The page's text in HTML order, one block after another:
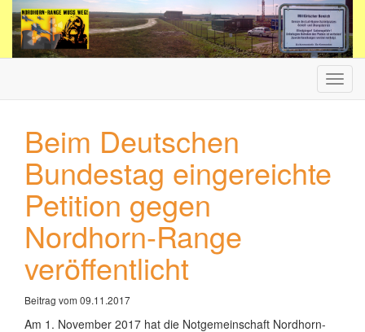
ein-/
Beim Deutschen
Bundestag eingereichte
Petition gegen
Nordhorn-Range
veröffentlicht
Beitrag vom 09.11.2017
Am 1. November 2017 hat die Notgemeinschaft Nordhorn-